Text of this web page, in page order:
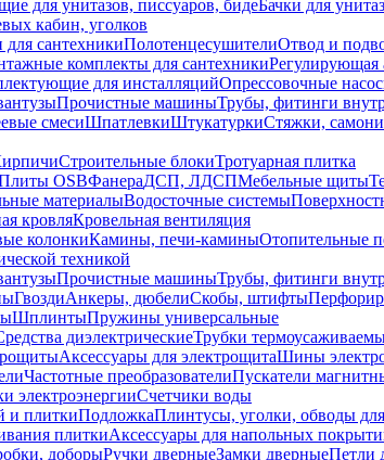
для унитазов, писсуаров, бидеБачки для
кабин, уголков
сантехникиПолотенцесушителиОтвод и
комплекты для сантехникиРегулирующая
для инсталляцийОпрессовочные
Прочистные машиныТрубы, фитинги
смесиШпатлевкиШтукатуркиСтяжки,
Строительные блокиТротуарная плитка
OSBФанераДСП, ЛДСПМебельные щиты
материалыВодосточные системы
кровляКровельная вентиляция
колонкиКамины, печи-каминыОтопительные
техникой
Прочистные машиныТрубы, фитинги
ГвоздиАнкеры, дюбелиСкобы, штифты
ШплинтыПружины универсальные
диэлектрическиеТрубки
Аксессуары для электрощитаШины
Частотные преобразователиПускатели
электроэнергииСчетчики воды
и плиткиПодложкаПлинтусы, уголки, обводы
плиткиАксессуары для напольных
доборыРучки дверныеЗамки дверныеПетли